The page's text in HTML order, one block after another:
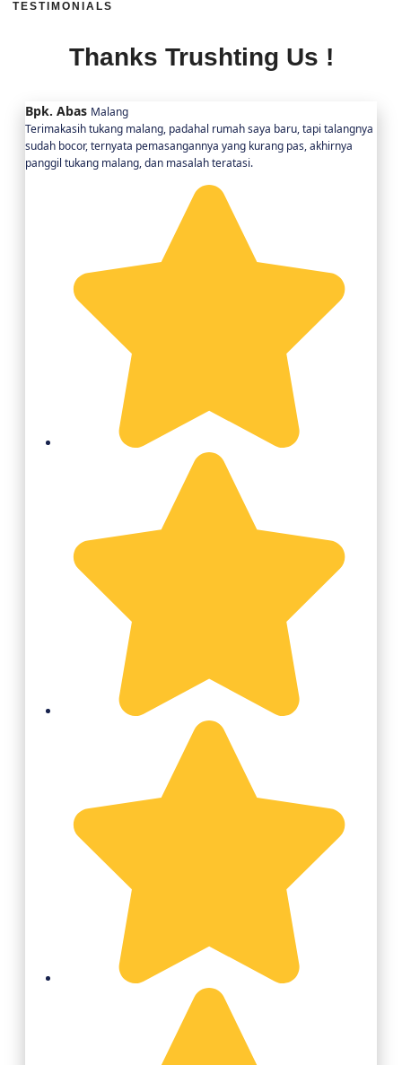
TESTIMONIALS
Thanks Trushting Us !
Bpk. Abas Malang
Terimakasih tukang malang, padahal rumah saya baru, tapi talangnya
sudah bocor, ternyata pemasangannya yang kurang pas, akhirnya
panggil tukang malang, dan masalah teratasi.